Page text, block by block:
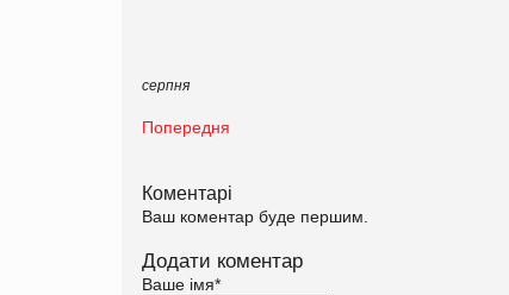
серпня
Попередня
Коментарі
Ваш коментар буде першим.
Додати коментар
Ваше імя*